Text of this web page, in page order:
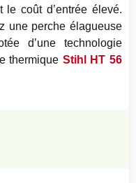
le coût d’entrée élevé.
une perche élagueuse
d’une technologie
thermique Stihl HT 56